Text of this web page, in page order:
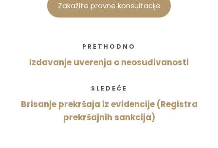
Zakažite pravne konsultacije
PRETHODNO
Izdavanje uverenja o neosuđivanosti
SLEDEĆE
Brisanje prekršaja iz evidencije (Registra
prekršajnih sankcija)